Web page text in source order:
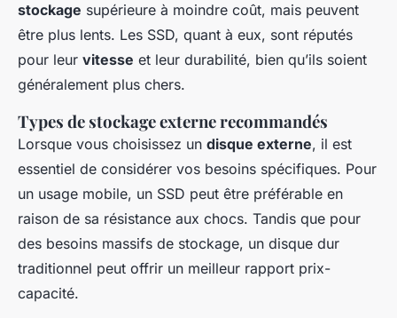
stockage supérieure à moindre coût, mais peuvent
être plus lents. Les SSD, quant à eux, sont réputés
pour leur vitesse et leur durabilité, bien qu’ils soient
généralement plus chers.
Types de stockage externe recommandés
Lorsque vous choisissez un disque externe, il est
essentiel de considérer vos besoins spécifiques. Pour
un usage mobile, un SSD peut être préférable en
raison de sa résistance aux chocs. Tandis que pour
des besoins massifs de stockage, un disque dur
traditionnel peut offrir un meilleur rapport prix-
capacité.